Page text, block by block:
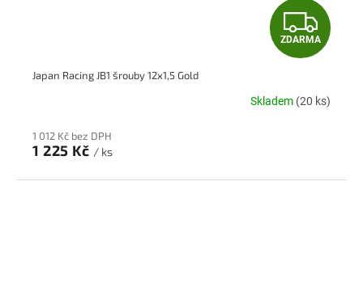
Z
D
A
A
ZDARMA
Japan Racing JB1 šrouby 12x1,5 Gold
Skladem (20 ks)
1 012 Kč bez DPH
1 225 Kč / ks